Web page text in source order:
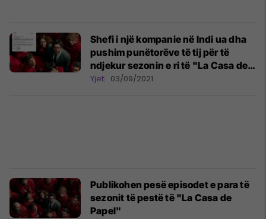
Shefi i një kompanie në Indi ua dha
pushim punëtorëve të tij për të
ndjekur sezonin e ri të "La Casa de
Papel"
Yjet 03/09/2021
Publikohen pesë episodet e para të
sezonit të pestë të "La Casa de
Papel"